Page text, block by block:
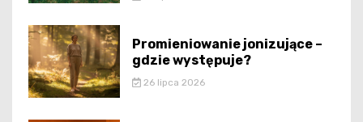
Promieniowanie jonizujące –
gdzie występuje?
26 lipca 2026